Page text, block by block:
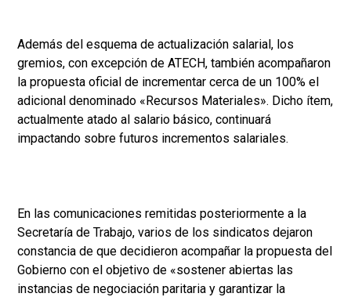
Además del esquema de actualización salarial, los
gremios, con excepción de ATECH, también acompañaron
la propuesta oficial de incrementar cerca de un 100% el
adicional denominado «Recursos Materiales». Dicho ítem,
actualmente atado al salario básico, continuará
impactando sobre futuros incrementos salariales.
En las comunicaciones remitidas posteriormente a la
Secretaría de Trabajo, varios de los sindicatos dejaron
constancia de que decidieron acompañar la propuesta del
Gobierno con el objetivo de «sostener abiertas las
instancias de negociación paritaria y garantizar la